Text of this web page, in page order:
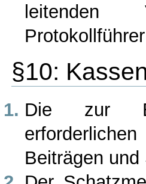
leitenden
§10:
Die zur
Beiträgen